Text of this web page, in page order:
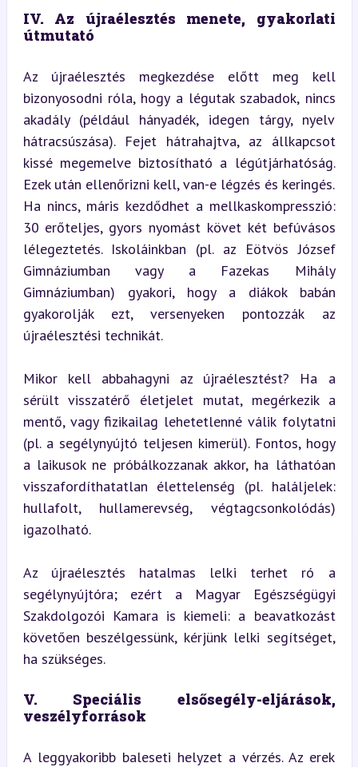
IV. Az újraélesztés menete, gyakorlati
útmutató
Az újraélesztés megkezdése előtt meg kell
bizonyosodni róla, hogy a légutak szabadok, nincs
akadály (például hányadék, idegen tárgy, nyelv
hátracsúszása). Fejet hátrahajtva, az állkapcsot
kissé megemelve biztosítható a légútjárhatóság.
Ezek után ellenőrizni kell, van-e légzés és keringés.
Ha nincs, máris kezdődhet a mellkaskompresszió:
30 erőteljes, gyors nyomást követ két befúvásos
lélegeztetés. Iskoláinkban (pl. az Eötvös József
Gimnáziumban vagy a Fazekas Mihály
Gimnáziumban) gyakori, hogy a diákok babán
gyakorolják ezt, versenyeken pontozzák az
újraélesztési technikát.
Mikor kell abbahagyni az újraélesztést? Ha a
sérült visszatérő életjelet mutat, megérkezik a
mentő, vagy fizikailag lehetetlenné válik folytatni
(pl. a segélynyújtó teljesen kimerül). Fontos, hogy
a laikusok ne próbálkozzanak akkor, ha láthatóan
visszafordíthatatlan élettelenség (pl. haláljelek:
hullafolt, hullamerevség, végtagcsonkolódás)
igazolható.
Az újraélesztés hatalmas lelki terhet ró a
segélynyújtóra; ezért a Magyar Egészségügyi
Szakdolgozói Kamara is kiemeli: a beavatkozást
követően beszélgessünk, kérjünk lelki segítséget,
ha szükséges.
V. Speciális elsősegély-eljárások,
veszélyforrások
A leggyakoribb baleseti helyzet a vérzés. Az erek